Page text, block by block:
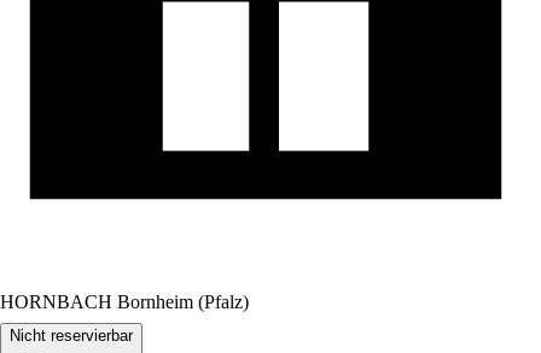
HORNBACH Bornheim (Pfalz)
Nicht reservierbar